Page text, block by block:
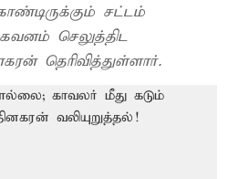
சட்டம்
செலுத்திட
தெரிவித்துள்ளார்.